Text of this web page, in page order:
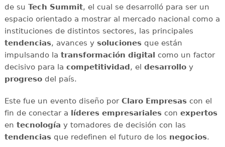
de su Tech Summit, el cual se desarrolló para ser un
espacio orientado a mostrar al mercado nacional como a
instituciones de distintos sectores, las principales
tendencias, avances y solucionesque están
impulsando la transformación digital como un factor
decisivo para la competitividad, el desarrolloy
progresodel país.
Este fue un evento diseño por Claro Empresascon el
fin de conectar a líderes empresarialescon expertos
en tecnología y tomadores de decisión con las
tendenciasque redefinen el futuro de los negocios.